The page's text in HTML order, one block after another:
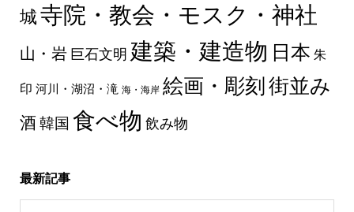
城 寺院・教会・モスク・神社
山・岩 巨石文明 建築・建造物 日本 朱
印 河川・湖沼・滝 海・海岸 絵画・彫刻 街並み
酒韓国 食べ物 飲み物
最新記事